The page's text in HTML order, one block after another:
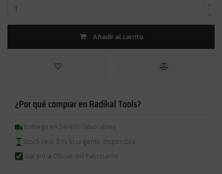
Añadir al carrito
¿Por qué comprar en Radikal Tools?
Entrega en 24/48h laborables
Stock real. Envío urgente disponible
Garantia Oficial del Fabricante